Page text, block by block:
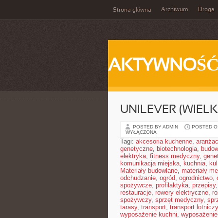
Strona główna Archiwum Droga
AKTYWNOŚĆ
UNILEVER
POSTED BY ADMIN POSTED
WYŁĄCZONA
Tagi: akcesoria kuchenne,
genetyczne, biotechnologia,
elektryka, fitness medyczny,
komunikacja miejska, kuchnia,
Materiały budowlane, materiały
odchudzanie, ogród, ogrodnictwo,
spożywcze, profilaktyka, przepisy,
restauracje, rowery elektryczne,
spożywczy, sprzęt medyczny,
tarasy, transport, transport lotniczy
wyposażenie kuchni,